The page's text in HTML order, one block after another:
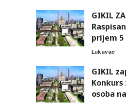
GIKIL
prijem 5
Lukavac
GIKIL
osoba